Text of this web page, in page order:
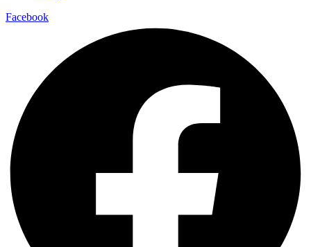
Facebook